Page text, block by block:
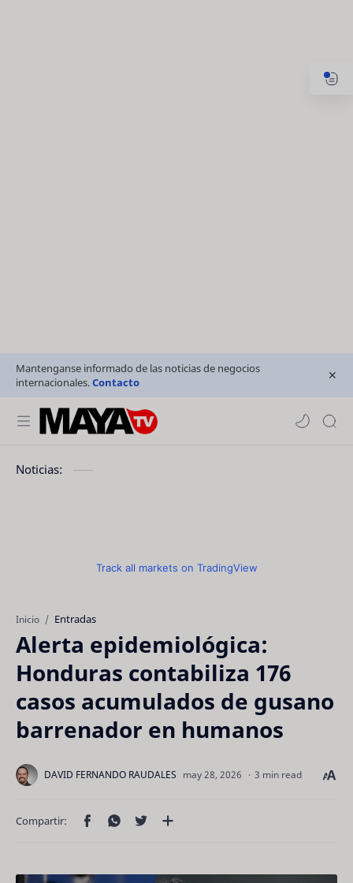
Mantenganse informado de las noticias de negocios
internacionales.Contacto
Noticias:
Track all markets on TradingView
Inicio Entradas
Alerta epidemiológica:
Honduras contabiliza 176
casos acumulados de gusano
barrenador en humanos
3 min read